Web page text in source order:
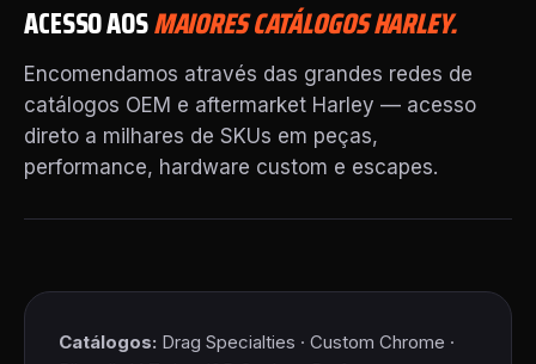
ACESSO AOSMAIORES CATÁLOGOS HARLEY.
Encomendamos através das grandes redes de
catálogos OEM e aftermarket Harley — acesso
direto a milhares de SKUs em peças,
performance, hardware custom e escapes.
Catálogos: Drag Specialties · Custom Chrome ·